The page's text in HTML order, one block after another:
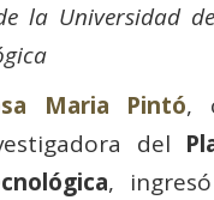
la Universidad
Maria Pintó,
del
,